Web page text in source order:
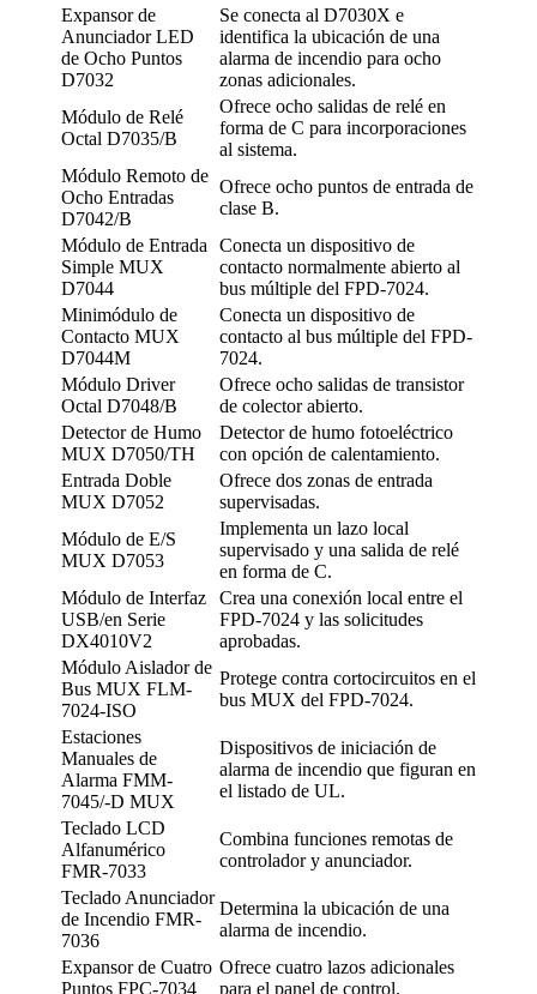
Expansor de
Anunciador LED
de Ocho Puntos
D7032
Se conecta al D7030X e
identifica la ubicación de una
alarma de incendio para ocho
zonas adicionales.
Módulo de Relé
Octal D7035/B
Ofrece ocho salidas de relé en
forma de C para incorporaciones
al sistema.
Módulo Remoto de
Ocho Entradas
D7042/B
Ofrece ocho puntos de entrada de
clase B.
Módulo de Entrada
Simple MUX
D7044
Conecta un dispositivo de
contacto normalmente abierto al
bus múltiple del FPD-7024.
Minimódulo de
Contacto MUX
D7044M
Conecta un dispositivo de
contacto al bus múltiple del FPD-
7024.
Módulo Driver
Octal D7048/B
Ofrece ocho salidas de transistor
de colector abierto.
Detector de Humo
MUX D7050/TH
Detector de humo fotoeléctrico
con opción de calentamiento.
Entrada Doble
MUX D7052
Ofrece dos zonas de entrada
supervisadas.
Módulo de E/S
MUX D7053
Implementa un lazo local
supervisado y una salida de relé
en forma de C.
Módulo de Interfaz
USB/en Serie
DX4010V2
Crea una conexión local entre el
FPD-7024 y las solicitudes
aprobadas.
Módulo Aislador de
Bus MUX FLM-
7024-ISO
Protege contra cortocircuitos en el
bus MUX del FPD-7024.
Estaciones
Manuales de
Alarma FMM-
7045/-D MUX
Dispositivos de iniciación de
alarma de incendio que figuran en
el listado de UL.
Teclado LCD
Alfanumérico
FMR-7033
Combina funciones remotas de
controlador y anunciador.
Teclado Anunciador
de Incendio FMR-
7036
Determina la ubicación de una
alarma de incendio.
Expansor de Cuatro
Puntos FPC-7034
Ofrece cuatro lazos adicionales
para el panel de control.